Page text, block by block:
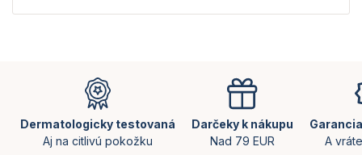
Dermatologicky testovaná
Aj na citlivú pokožku
Darčeky k nákupu
Nad 79 EUR
A